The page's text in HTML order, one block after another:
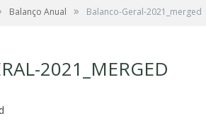
Balanço Anual » Balanco-Geral-2021_merged
2021_MERGED